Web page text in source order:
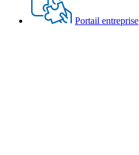
Portail entreprise